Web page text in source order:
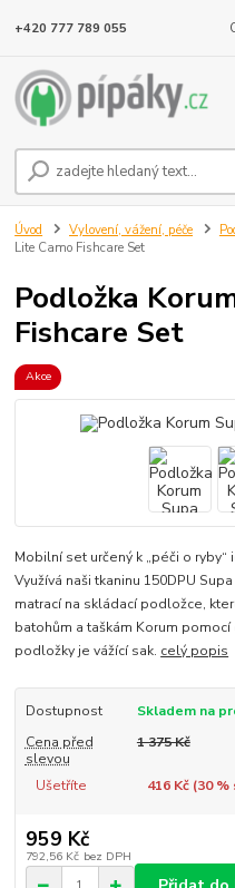
+420 777 789 055
Úvod Vylovení, vážení, péče
Lite Camo Fishcare Set
Podložka
Fishcare Set
Akce
Mobilní set určený k „péči o
Využívá naši tkaninu 150DPU
matrací na skládací podložce,
batohům a taškám Korum
podložky je vážící sak. celý popis
Dostupnost
Skladem na
Cena před
slevou
1 375 Kč
Ušetříte 416 Kč (30%
959 Kč
792,56 Kč bez DPH